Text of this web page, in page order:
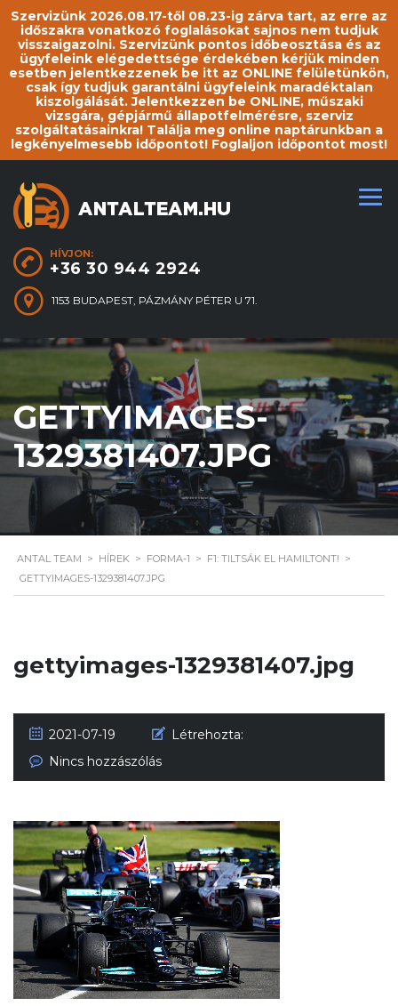
Szervizünk 2026.08.17-től 08.23-ig zárva tart, az erre az
időszakra vonatkozó foglalásokat sajnos nem tudjuk
visszaigazolni. Szervizünk pontos időbeosztása és az
ügyfeleink elégedettsége érdekében kérjük minden
esetben jelentkezzenek be itt az ONLINE felületünkön,
csak így tudjuk garantálni ügyfeleink maradéktalan
kiszolgálását. Jelentkezzen be ONLINE, műszaki
vizsgára, gépjármű állapotfelmérésre, szerviz
szolgáltatásainkra! Találja meg online naptárunkban a
legkényelmesebb időpontot! Foglaljon időpontot most!
HÍVJON:
+36 30 944 2924
1153 BUDAPEST, PÁZMÁNY PÉTER U 71.
GETTYIMAGES-
1329381407.JPG
ANTAL TEAM > HÍREK > FORMA-1 > F1: TILTSÁK EL HAMILTONT! >
GETTYIMAGES-1329381407.JPG
gettyimages-1329381407.jpg
2021-07-19
Létrehozta:
Nincs hozzászólás